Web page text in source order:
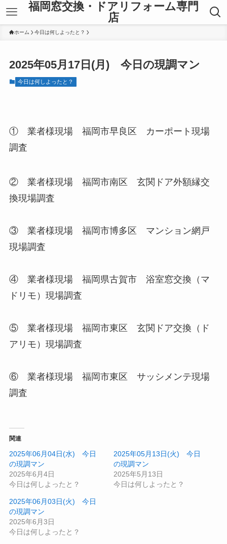
福岡窓交換・ドアリフォーム専門
店
ホーム 今日は何しよったと？
2025年05月17日(月) 今日の現調マン
今日は何しよったと？
① 業者様現場 福岡市早良区 カーポート現場
調査
② 業者様現場 福岡市南区 玄関ドア外額縁交
換現場調査
③ 業者様現場 福岡市博多区 マンション網戸
現場調査
④ 業者様現場 福岡県古賀市 浴室窓交換（マ
ドリモ）現場調査
⑤ 業者様現場 福岡市東区 玄関ドア交換（ド
アリモ）現場調査
⑥ 業者様現場 福岡市東区 サッシメンテ現場
調査
関連
2025年06月04日(水) 今日
の現調マン
2025年6月4日
今日は何しよったと？
2025年05月13日(火) 今日
の現調マン
2025年5月13日
今日は何しよったと？
2025年06月03日(火) 今日
の現調マン
2025年6月3日
今日は何しよったと？